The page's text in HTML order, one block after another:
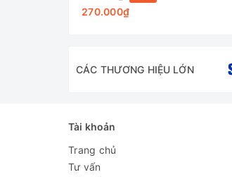
Dung tích (lít)
Vỏ bình
Tự động ngắt điện
270.000₫
CÁC THƯƠNG HIỆU LỚN
Tài khoản
Trang chủ
Tư vấn